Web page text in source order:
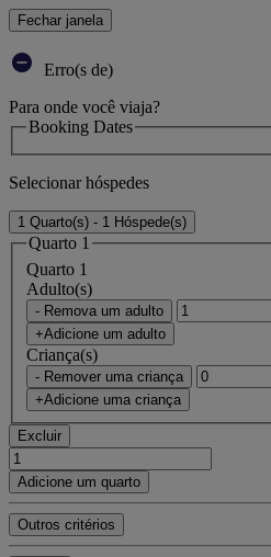
Fechar janela
Erro(s de)
Para onde você viaja?
Booking Dates
Selecionar hóspedes
1 Quarto(s) - 1 Hóspede(s)
Quarto 1
Quarto 1
Adulto(s)
- Remova um adulto
+Adicione um adulto
Criança(s)
- Remover uma criança
+Adicione uma criança
Excluir
Adicione um quarto
Outros critérios